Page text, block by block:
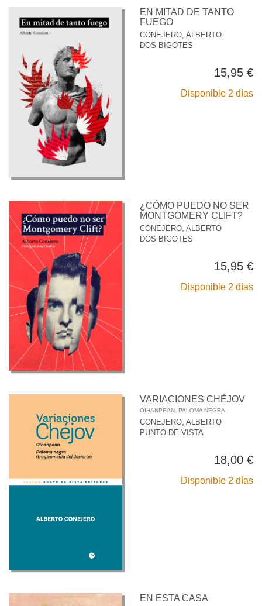
EN MITAD DE TANTO
FUEGO
CONEJERO, ALBERTO
DOS BIGOTES
15,95 €
Disponible 2 días
¿CÓMO PUEDO NO SER
MONTGOMERY CLIFT?
CONEJERO, ALBERTO
DOS BIGOTES
15,95 €
Disponible 2 días
VARIACIONES CHÉJOV
OIHANPEAN. PALOMA NEGRA
CONEJERO, ALBERTO
PUNTO DE VISTA
18,00 €
Disponible 2 días
EN ESTA CASA